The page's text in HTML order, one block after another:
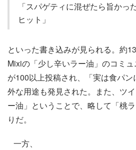
「スパゲティに混ぜたら旨かっ
ヒット」
といった書き込みが見られる。約
Mixiの「少し辛いラー油」のコミ
が100以上投稿され、「実は食パ
外な用途も発見された。また、ツ
ー油」ということで、略して「桃
りだ。
一方、